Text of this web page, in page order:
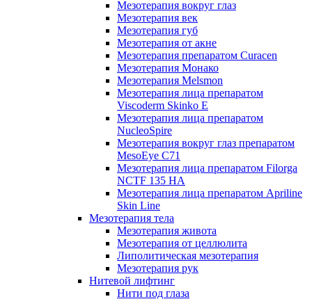
Мезотерапия вокруг глаз
Мезотерапия век
Мезотерапия губ
Мезотерапия от акне
Мезотерапия препаратом Curacen
Мезотерапия Монако
Мезотерапия Melsmon
Мезотерапия лица препаратом
Viscoderm Skinko E
Мезотерапия лица препаратом
NucleoSpire
Мезотерапия вокруг глаз препаратом
MesoEye С71
Мезотерапия лица препаратом Filorga
NCTF 135 HA
Мезотерапия лица препаратом Apriline
Skin Line
Мезотерапия тела
Мезотерапия живота
Мезотерапия от целлюлита
Липолитическая мезотерапия
Мезотерапия рук
Нитевой лифтинг
Нити под глаза